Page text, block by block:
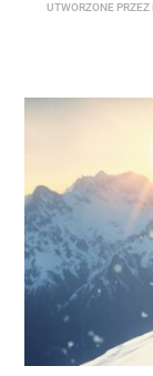
UTWORZONE PRZEZ